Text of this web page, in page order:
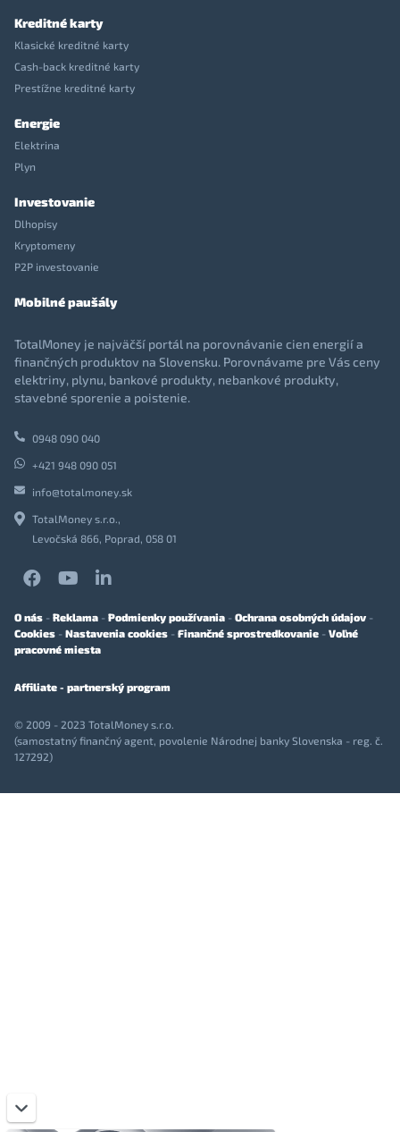
Kreditné karty
Klasické kreditné karty
Cash-back kreditné karty
Prestížne kreditné karty
Energie
Elektrina
Plyn
Investovanie
Dlhopisy
Kryptomeny
P2P investovanie
Mobilné paušály
TotalMoney je najväčší portál na porovnávanie cien energií a
finančných produktov na Slovensku. Porovnávame pre Vás ceny
elektriny, plynu, bankové produkty, nebankové produkty,
stavebné sporenie a poistenie.
0948 090 040
+421 948 090 051
info@totalmoney.sk
TotalMoney s.r.o.,
Levočská 866, Poprad, 058 01
O nás - Reklama - Podmienky používania - Ochrana osobných údajov -
Cookies - Nastavenia cookies - Finančné sprostredkovanie - Voľné
pracovné miesta
Affiliate - partnerský program
© 2009 - 2023 TotalMoney s.r.o.
(samostatný finančný agent, povolenie Národnej banky Slovenska - reg. č.
127292)